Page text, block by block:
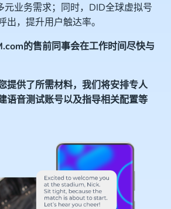
元业务需求；同时，DID全球虚拟号
出，提升用户触达率。
的售前同事会在工作时间尽快与
提供了所需材料，我们将安排专人
语音测试账号以及指导相关配置等